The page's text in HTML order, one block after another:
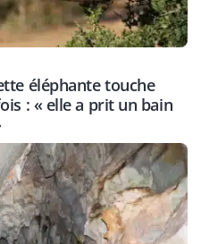
éléphante touche
: « elle a prit un bain